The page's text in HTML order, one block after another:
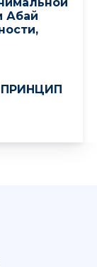
Абай